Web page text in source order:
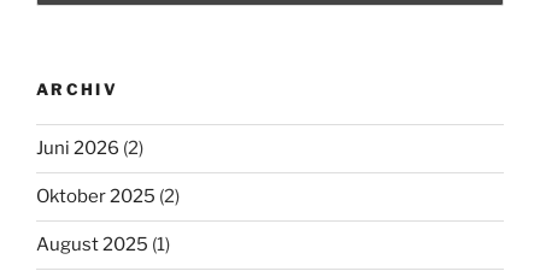
ARCHIV
Juni 2026 (2)
Oktober 2025 (2)
August 2025 (1)